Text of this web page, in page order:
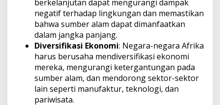
berkelanjutan dapat mengurangi dampak
negatif terhadap lingkungan dan memastikan
bahwa sumber alam dapat dimanfaatkan
dalam jangka panjang.
Diversifikasi Ekonomi: Negara-negara Afrika
harus berusaha mendiversifikasi ekonomi
mereka, mengurangi ketergantungan pada
sumber alam, dan mendorong sektor-sektor
lain seperti manufaktur, teknologi, dan
pariwisata.